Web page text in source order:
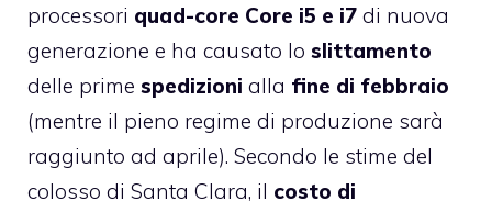
processori quad-core Core i5 e i7 di nuova
generazione e ha causato lo slittamento
delle prime spedizioni alla fine di febbraio
(mentre il pieno regime di produzione sarà
raggiunto ad aprile). Secondo le stime del
colosso di Santa Clara, il costo di